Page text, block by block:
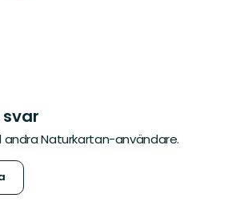
andra Naturkartan-användare.